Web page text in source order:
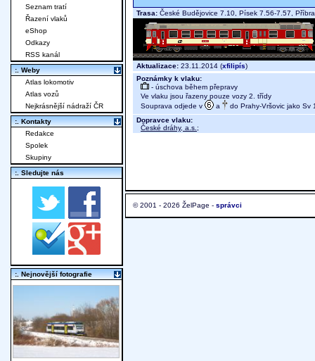
Trasa: České Budějovice 7.10, Písek 7.56-7.57,
Aktualizace: 23.11.2014 (xfilipís)
Poznámky k vlaku:
- úschova během přepravy
Ve vlaku jsou řazeny pouze vozy 2. třídy
Souprava odjede v
a
do Prahy-Vršovic jako Sv
Dopravce vlaku:
České dráhy, a.s. ;
© 2001 - 2026 ŽelPage - správci
Seznam tratí
Řazení vlaků
eShop
Odkazy
RSS kanál
:. Weby
Atlas lokomotiv
Atlas vozů
Nejkrásnější nádraží ČR
:. Kontakty
Redakce
Spolek
Skupiny
:. Sledujte nás
:. Nejnovější fotografie